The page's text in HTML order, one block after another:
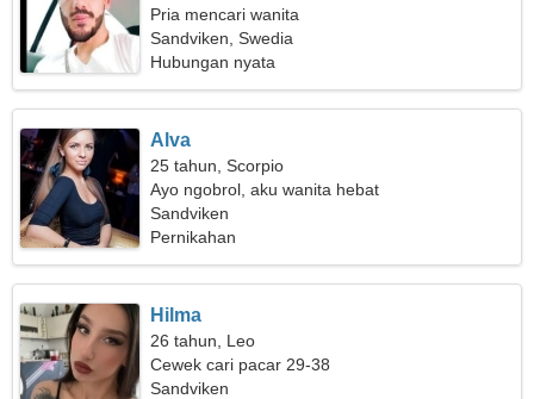
Pria mencari wanita
Sandviken, Swedia
Hubungan nyata
Alva
25 tahun, Scorpio
Ayo ngobrol, aku wanita hebat
Sandviken
Pernikahan
Hilma
26 tahun, Leo
Cewek cari pacar 29-38
Sandviken